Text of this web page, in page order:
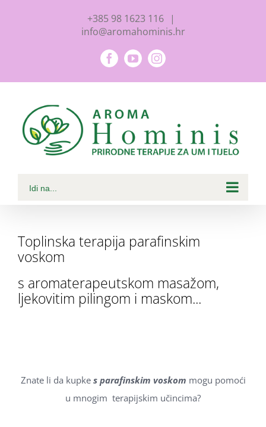
+385 98 1623 116
|
info@aromahominis.hr
FacebookYouTubeInstagram
Idi na...
Toplinska terapija parafinskim
voskom
s aromaterapeutskom masažom,
ljekovitim pilingom i maskom...
Znate li da kupke s parafinskim voskom mogu pomoći
u mnogim terapijskim učincima?